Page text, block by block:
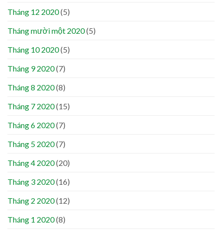
Tháng 12 2020(5)
Tháng mười một 2020(5)
Tháng 10 2020(5)
Tháng 9 2020(7)
Tháng 8 2020(8)
Tháng 7 2020(15)
Tháng 6 2020(7)
Tháng 5 2020(7)
Tháng 4 2020(20)
Tháng 3 2020(16)
Tháng 2 2020(12)
Tháng 1 2020(8)